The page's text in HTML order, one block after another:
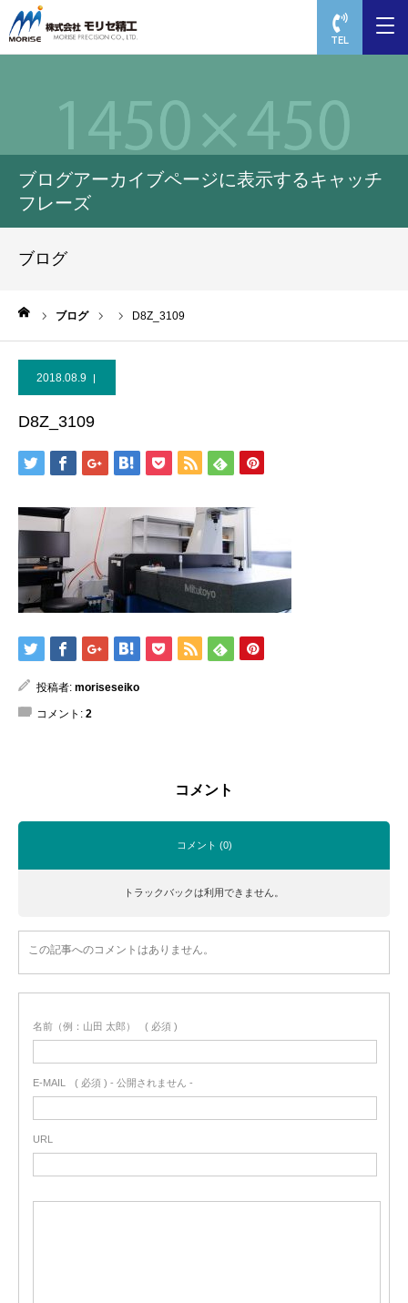
TEL
ブログアーカイブページに表示するキャッチ
フレーズ
ブログ
ブログ D8Z_3109
2018.08.9
D8Z_3109
投稿者: moriseseiko
コメント: 2
コメント
コメント (0)
トラックバックは利用できません。
この記事へのコメントはありません。
名前（例：山田 太郎） ( 必須 )
E-MAIL ( 必須 ) - 公開されません -
URL